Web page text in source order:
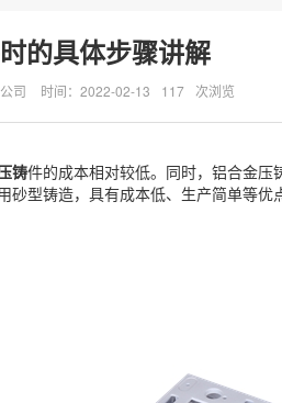
的具体步骤讲解
司 时间：2022-02-13 117 次浏览
铸件的成本相对较低。同时，铝合金
砂型铸造，具有成本低、生产简单等